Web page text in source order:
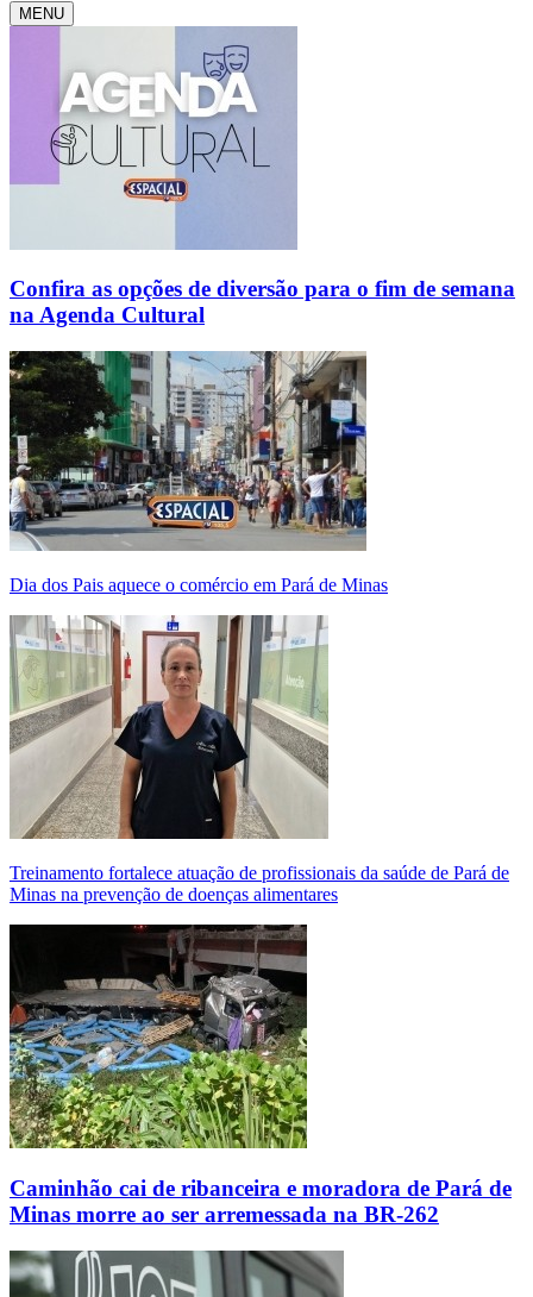
MENU
Confira as opções de diversão para o fim de semana
na Agenda Cultural
Dia dos Pais aquece o comércio em Pará de Minas
Treinamento fortalece atuação de profissionais da saúde de Pará de
Minas na prevenção de doenças alimentares
Caminhão cai de ribanceira e moradora de Pará de
Minas morre ao ser arremessada na BR-262